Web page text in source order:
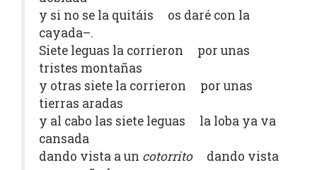
y si no se la quitáis os daré con la
cayada–.
Siete leguas la corrieron por unas
tristes montañas
y otras siete la corrieron por unas
tierras aradas
y al cabo las siete leguas la loba ya va
cansada
dando vista a un cotorritodando vista